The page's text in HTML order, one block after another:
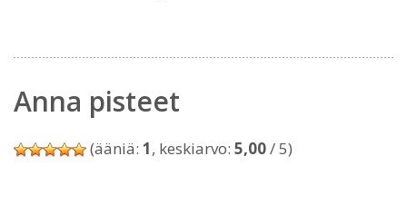
Anna pisteet
(ääniä: 1, keskiarvo: 5,00/ 5)